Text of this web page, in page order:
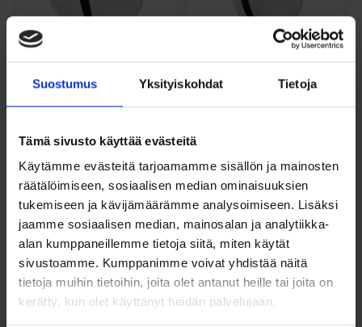
Suostumus Yksityiskohdat Tietoja
Tämä sivusto käyttää evästeitä
Käytämme evästeitä tarjoamamme sisällön ja mainosten
räätälöimiseen, sosiaalisen median ominaisuuksien
tukemiseen ja kävijämäärämme analysoimiseen. Lisäksi
jaamme sosiaalisen median, mainosalan ja analytiikka-
alan kumppaneillemme tietoja siitä, miten käytät
sivustoamme. Kumppanimme voivat yhdistää näitä
tietoja muihin tietoihin, joita olet antanut heille tai joita on
kerätty, kun olet käyttänyt heidän palvelujaan.
Hopeinen
sydänmedaljonki
69,00
Hopeinen sydänmedaljonki
kahdelle kuvalle. Siro,
kiiltäväpintainen...
Lisää ostoskoriin
Lisää toivelistalle
Hopeinen
sydänmedaljonki
€
Hopeinen sydänmedaljonki
kahdelle kuvalle. Siro,
kiiltäväpintainen...
Lisää ostoskoriin
Lisää toivelistalle